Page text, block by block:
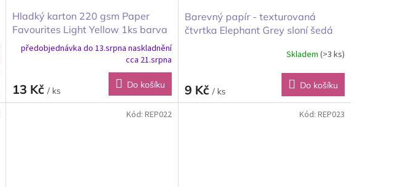
Hladký karton 220 gsm Paper
Favourites Light Yellow 1ks barva
světle žlutá 30x30cm
předobjednávka do 13.srpna naskladnění
cca 21.srpna
13 Kč / ks
Do košíku
Barevný papír - texturovaná
čtvrtka Elephant Grey sloní šedá
Skladem (>3 ks)
9 Kč / ks
Do košíku
Kód: REP022 Kód: REP023